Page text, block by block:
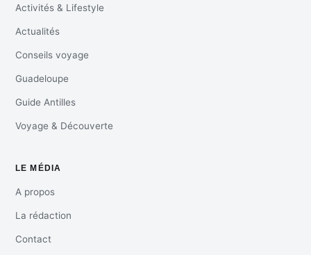
Activités & Lifestyle
Actualités
Conseils voyage
Guadeloupe
Guide Antilles
Voyage & Découverte
LE MÉDIA
A propos
La rédaction
Contact